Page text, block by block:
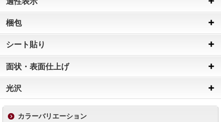
梱包
シート貼り
面状・表面仕上げ
光沢
カラーバリエーション